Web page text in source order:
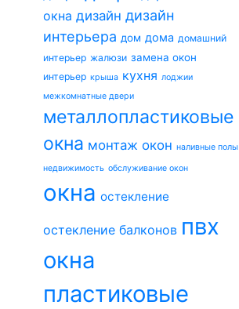
окна дизайн дизайн
интерьера дом дома домашний
интерьер жалюзи замена окон
интерьер крыша кухня лоджии
межкомнатные двери
металлопластиковые
окна монтаж окон наливные полы
недвижимость обслуживание окон
окна остекление
остекление балконов пвх
окна
пластиковые